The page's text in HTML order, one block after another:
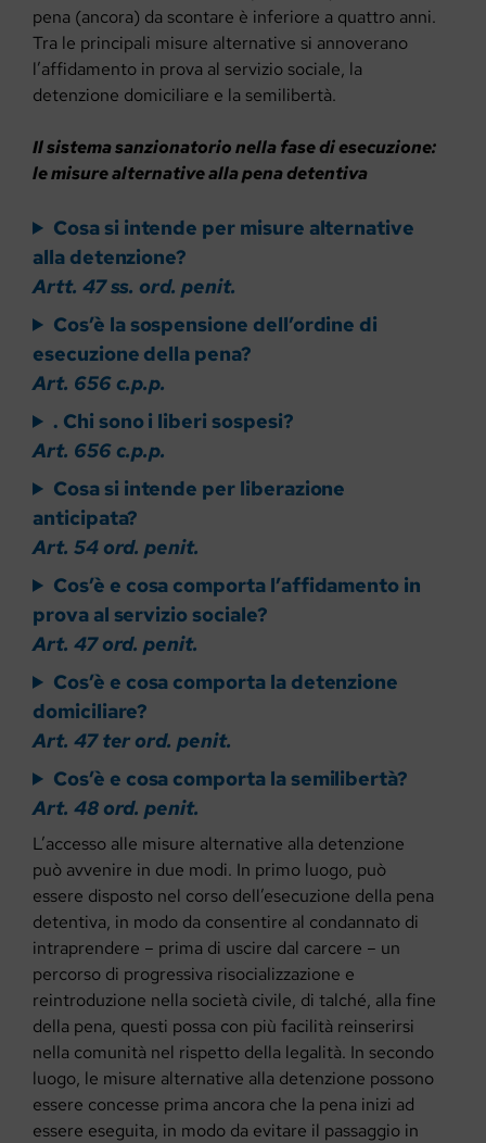
pena (ancora) da scontare è inferiore a quattro anni.
Tra le principali misure alternative si annoverano
l’affidamento in prova al servizio sociale, la
detenzione domiciliare e la semilibertà.
Il sistema sanzionatorio nella fase di esecuzione:
le misure alternative alla pena detentiva
Cosa si intende per misure alternative
alla detenzione?
Artt. 47 ss. ord. penit.
Cos’è la sospensione dell’ordine di
esecuzione della pena?
Art. 656 c.p.p.
. Chi sono i liberi sospesi?
Art. 656 c.p.p.
Cosa si intende per liberazione
anticipata?
Art. 54 ord. penit.
Cos’è e cosa comporta l’affidamento in
prova al servizio sociale?
Art. 47 ord. penit.
Cos’è e cosa comporta la detenzione
domiciliare?
Art. 47 ter ord. penit.
Cos’è e cosa comporta la semilibertà?
Art. 48 ord. penit.
L’accesso alle misure alternative alla detenzione
può avvenire in due modi. In primo luogo, può
essere disposto nel corso dell’esecuzione della pena
detentiva, in modo da consentire al condannato di
intraprendere – prima di uscire dal carcere – un
percorso di progressiva risocializzazione e
reintroduzione nella società civile, di talché, alla fine
della pena, questi possa con più facilità reinserirsi
nella comunità nel rispetto della legalità. In secondo
luogo, le misure alternative alla detenzione possono
essere concesse prima ancora che la pena inizi ad
essere eseguita, in modo da evitare il passaggio in